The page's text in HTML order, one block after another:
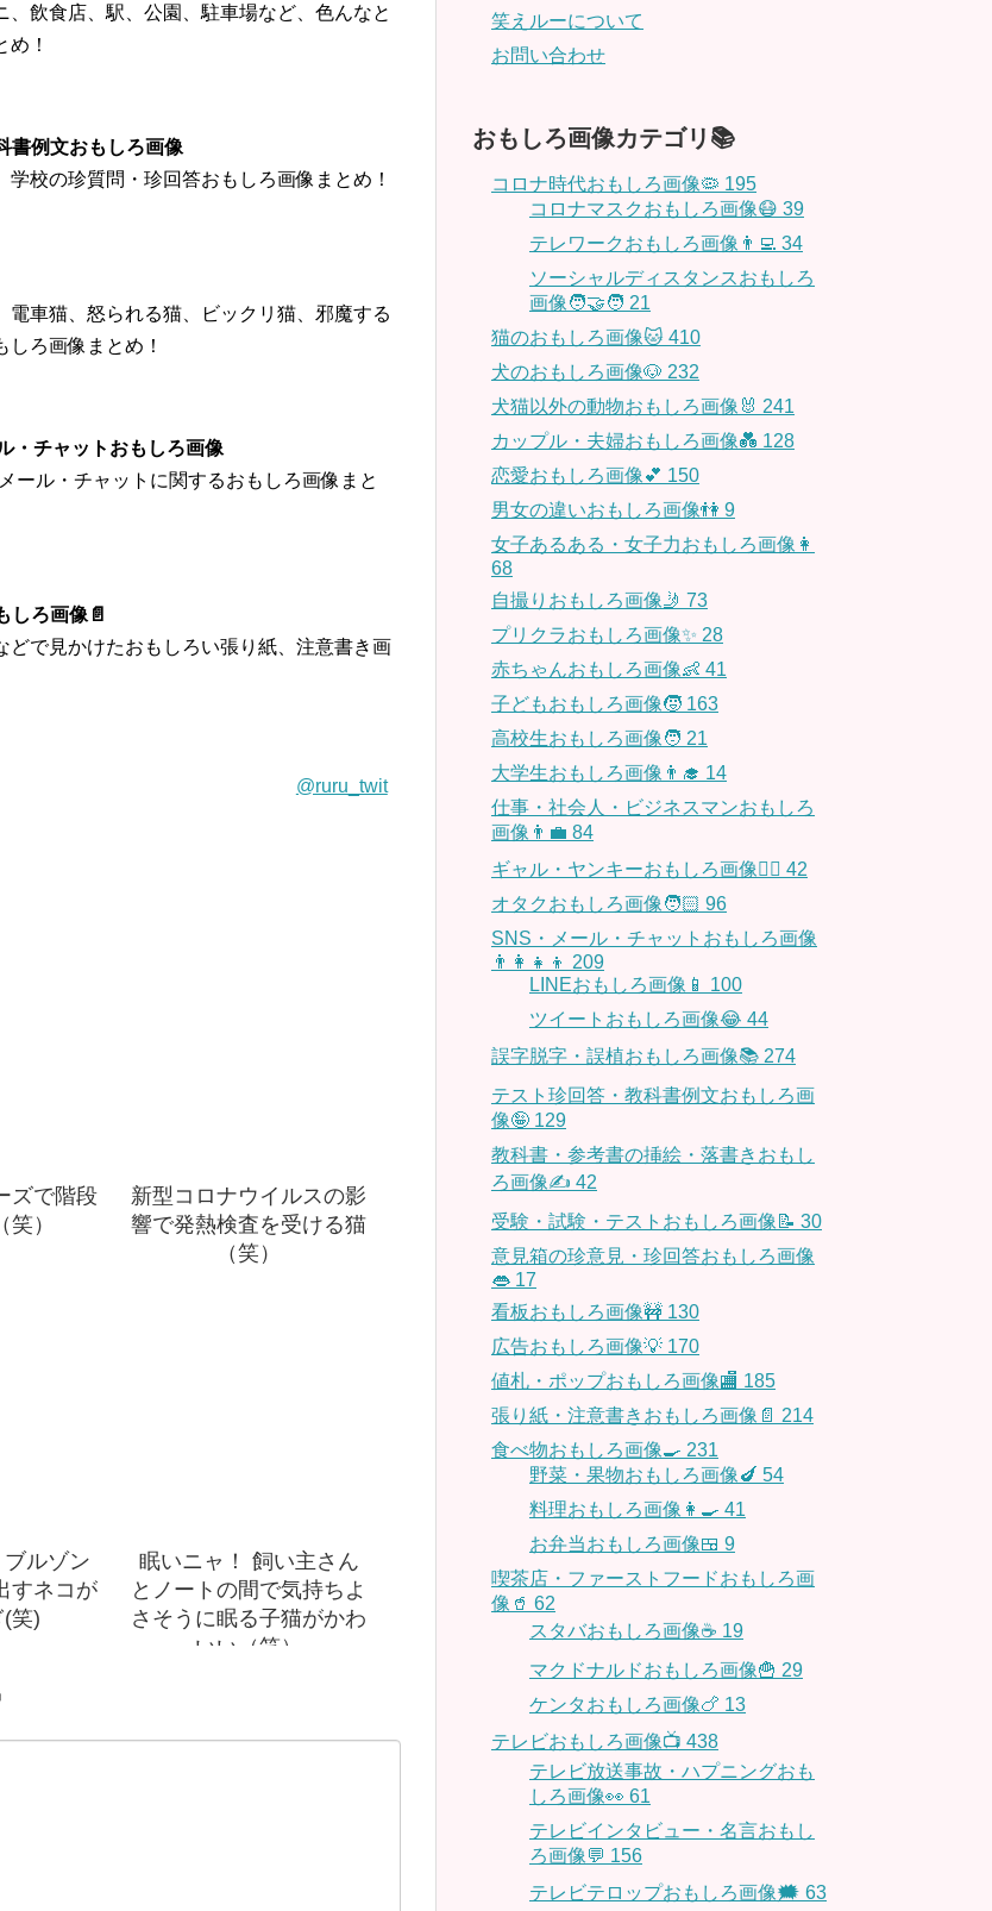
飲食店、駅、公園、駐車場など、色んなと
！
書例文おもしろ画像
校の珍質問・珍回答おもしろ画像まとめ！
車猫、怒られる猫、ビックリ猫、邪魔する
ろ画像まとめ！
・チャットおもしろ画像
ール・チャットに関するおもしろ画像まと
しろ画像📄
で見かけたおもしろい張り紙、注意書き画
@ruru_twit
ズで階段
）
新型コロナウイルスの影
響で発熱検査を受ける猫
（笑）
ルゾン
すネコが
笑)
眠いニャ！ 飼い主さん
とノートの間で気持ちよ
さそうに眠る子猫がかわ
いい（笑）
笑えルーについて
お問い合わせ
おもしろ画像カテゴリ📚
コロナ時代おもしろ画像🦠 195
コロナマスクおもしろ画像😷 39
テレワークおもしろ画像👨‍💻 34
ソーシャルディスタンスおもしろ
画像🧑‍🤝‍🧑 21
猫のおもしろ画像🐱 410
犬のおもしろ画像🐶 232
犬猫以外の動物おもしろ画像🐰 241
カップル・夫婦おもしろ画像💑 128
恋愛おもしろ画像💕 150
男女の違いおもしろ画像👫 9
女子あるある・女子力おもしろ画像👩
68
自撮りおもしろ画像🤳 73
プリクラおもしろ画像✨ 28
赤ちゃんおもしろ画像👶 41
子どもおもしろ画像🧒 163
高校生おもしろ画像🧑 21
大学生おもしろ画像👨‍🎓 14
仕事・社会人・ビジネスマンおもしろ
画像👨‍💼 84
ギャル・ヤンキーおもしろ画像👱‍♀️ 42
オタクおもしろ画像🧑🏻 96
SNS・メール・チャットおもしろ画像
👨‍👩‍👧‍👦 209
LINEおもしろ画像📱 100
ツイートおもしろ画像😂 44
誤字脱字・誤植おもしろ画像📚 274
テスト珍回答・教科書例文おもしろ画
像🤪 129
教科書・参考書の挿絵・落書きおもし
ろ画像✍️ 42
受験・試験・テストおもしろ画像📝 30
意見箱の珍意見・珍回答おもしろ画像
👄 17
看板おもしろ画像🚧 130
広告おもしろ画像💡 170
値札・ポップおもしろ画像🏬 185
張り紙・注意書きおもしろ画像📄 214
食べ物おもしろ画像🍳 231
野菜・果物おもしろ画像🍆 54
料理おもしろ画像👩‍🍳 41
お弁当おもしろ画像🍱 9
喫茶店・ファーストフードおもしろ画
像🥤 62
スタバおもしろ画像☕️ 19
マクドナルドおもしろ画像🍟 29
ケンタおもしろ画像🍗 13
テレビおもしろ画像📺 438
テレビ放送事故・ハプニングおも
しろ画像👀 61
テレビインタビュー・名言おもし
ろ画像💬 156
テレビテロップおもしろ画像🗯 63